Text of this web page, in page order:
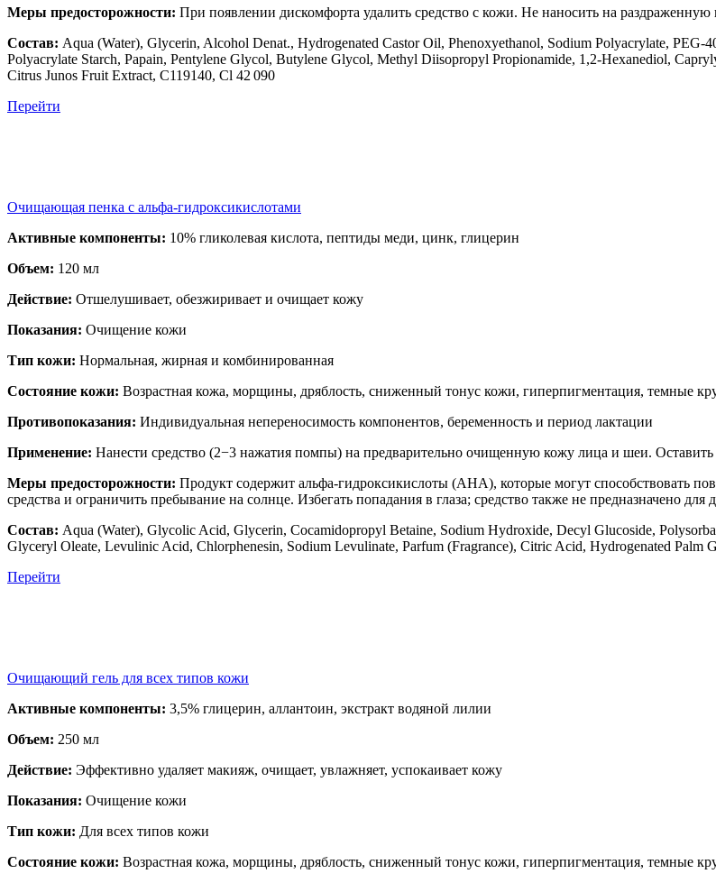
Меры предосторожности: При появлении дискомфорта удалить средство с кожи. Не наносить на
Состав: Aqua (Water), Glycerin, Alcohol Denat., Hydrogenated Castor Oil, Phenoxyethanol, Sodium Polyacrylate,
Polyacrylate Starch, Papain, Pentylene Glycol, Butylene Glycol, Methyl Diisopropyl Propionamide, 1,2-Hexanediol,
Citrus Junos Fruit Extract, C119140, Cl 42 090
Перейти
Очищающая пенка с альфа-гидроксикислотами
Активные компоненты: 10% гликолевая кислота, пептиды меди, цинк, глицерин
Объем: 120 мл
Действие: Отшелушивает, обезжиривает и очищает кожу
Показания: Очищение кожи
Тип кожи: Нормальная, жирная и комбинированная
Состояние кожи: Возрастная кожа, морщины, дряблость, сниженный тонус кожи, гиперпигментация, темные
Противопоказания: Индивидуальная непереносимость компонентов, беременность и период лактации
Применение: Нанести средство (2−3 нажатия помпы) на предварительно очищенную кожу лица и шеи.
Меры предосторожности: Продукт содержит альфа-гидроксикислоты (AHA), которые могут способствовать
средства и ограничить пребывание на солнце. Избегать попадания в глаза; средство также не предназначено для
Состав: Aqua (Water), Glycolic Acid, Glycerin, Cocamidopropyl Betaine, Sodium Hydroxide, Decyl Glucoside,
Glyceryl Oleate, Levulinic Acid, Chlorphenesin, Sodium Levulinate, Parfum (Fragrance), Citric Acid, Hydrogenated Palm
Перейти
Очищающий гель для всех типов кожи
Активные компоненты: 3,5% глицерин, аллантоин, экстракт водяной лилии
Объем: 250 мл
Действие: Эффективно удаляет макияж, очищает, увлажняет, успокаивает кожу
Показания: Очищение кожи
Тип кожи: Для всех типов кожи
Состояние кожи: Возрастная кожа, морщины, дряблость, сниженный тонус кожи, гиперпигментация, темные